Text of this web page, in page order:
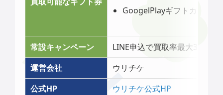
GoogelPlayギフトカード
常設キャンペーン
LINE申込で買取率最大3％ア
運営会社
ウリチケ
公式HP
ウリチケ公式HP